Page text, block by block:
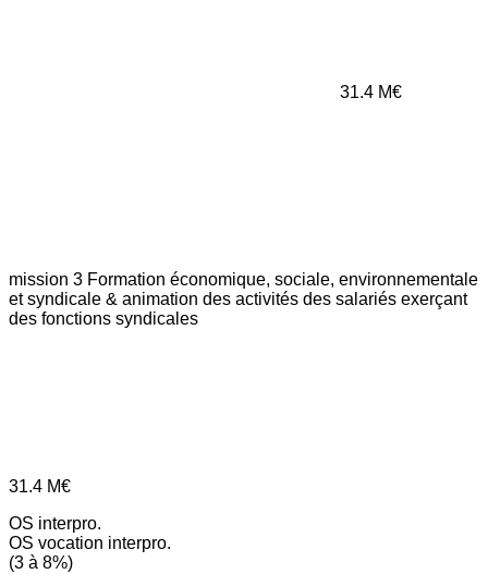
31.4 M€
mission 3 Formation économique, sociale, environnementale
et syndicale & animation des activités des salariés exerçant
des fonctions syndicales
31.4 M€
OS interpro.
OS vocation interpro.
(3 à 8%)